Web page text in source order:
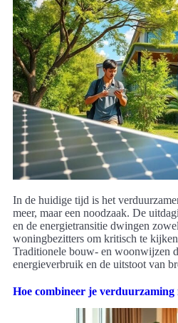
In de huidige tijd is het
meer, maar een noodzaak. De
en de energietransitie dwingen
woningbezitters om kritisch te
Traditionele bouw- en woonwijzen
energieverbruik en de uitstoot van
Hoe combineer je verduurzaming